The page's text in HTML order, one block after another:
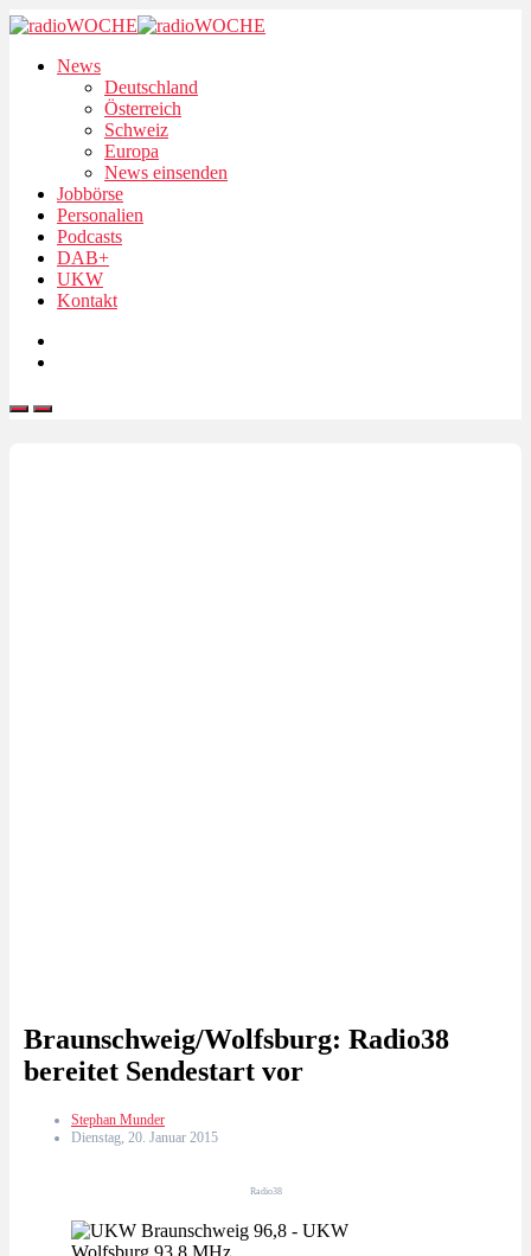
News
Deutschland
Österreich
Schweiz
Europa
News einsenden
Jobbörse
Personalien
Podcasts
DAB+
UKW
Kontakt
Braunschweig/Wolfsburg: Radio38
bereitet Sendestart vor
Stephan Munder
Dienstag, 20. Januar 2015
Radio38